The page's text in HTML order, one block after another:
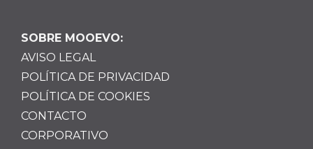
SOBRE MOOEVO:
AVISO LEGAL
POLÍTICA DE PRIVACIDAD
POLÍTICA DE COOKIES
CONTACTO
CORPORATIVO